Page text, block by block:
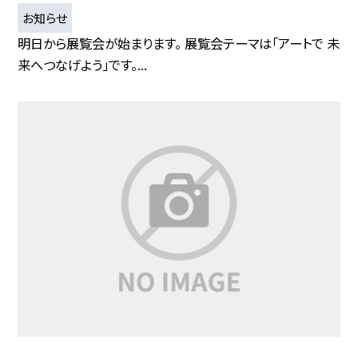
お知らせ
明日から展覧会が始まります。 展覧会テーマは「アートで 未
来へつなげよう」です。...